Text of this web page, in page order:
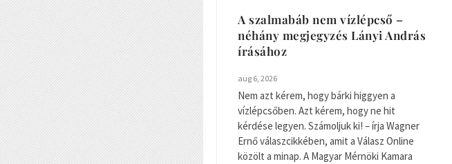
A szalmabáb nem vízlépcső –
néhány megjegyzés Lányi András
írásához
aug 6, 2026
Nem azt kérem, hogy bárki higgyen a
vízlépcsőben. Azt kérem, hogy ne hit
kérdése legyen. Számoljuk ki! – írja Wagner
Ernő válaszcikkében, amit a Válasz Online
közölt a minap. A Magyar Mérnöki Kamara